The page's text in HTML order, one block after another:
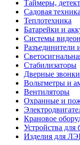
Таймеры,
Садовая техника
Теплотехника
Батарейки и
Системы
Разъединители
Стабилизаторы
Дверные звонки
Вольтметры и
Вентиляторы
Охранные и
Крановое
Устройства для
Изделия для